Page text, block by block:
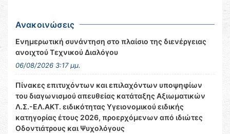
Ανακοινώσεις
Ενημερωτική συνάντηση στο πλαίσιο της διενέργειας
ανοιχτού Τεχνικού Διαλόγου
06/08/2026 3:17 μμ.
Πίνακες επιτυχόντων και επιλαχόντων υποψηφίων
του διαγωνισμού απευθείας κατάταξης Αξιωματικών
Λ.Σ.-ΕΛ.ΑΚΤ. ειδικότητας Υγειονομικού ειδικής
κατηγορίας έτους 2026, προερχόμενων από ιδιώτες
Οδοντιάτρους και Ψυχολόγους